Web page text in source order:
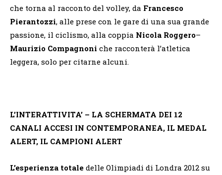
che torna al racconto del volley, da Francesco
Pierantozzi, alle prese con le gare di una sua grande
passione, il ciclismo, alla coppia Nicola Roggero–
Maurizio Compagnoni che racconterà l’atletica
leggera, solo per citarne alcuni.
L’INTERATTIVITA’ – LA SCHERMATA DEI 12
CANALI ACCESI IN CONTEMPORANEA, IL MEDAL
ALERT, IL CAMPIONI ALERT
L’esperienza totale delle Olimpiadi di Londra 2012 su